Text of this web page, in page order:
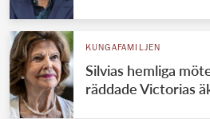
KUNGAFAMILJEN
Silvias hemliga
räddade Victorias